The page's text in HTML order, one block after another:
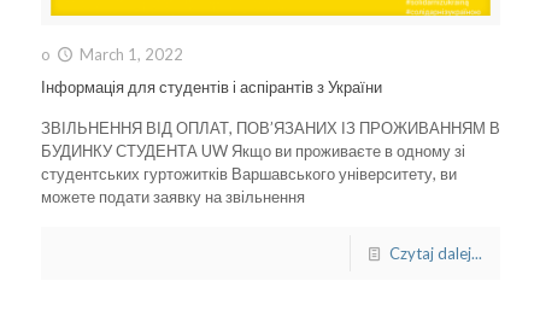
o
March 1, 2022
Інформація для студентів і аспірантів з України
ЗВІЛЬНЕННЯ ВІД ОПЛАТ, ПОВ’ЯЗАНИХ ІЗ ПРОЖИВАННЯМ В
БУДИНКУ СТУДЕНТА UW Якщо ви проживаєте в одному зі
студентських гуртожитків Варшавського університету, ви
можете подати заявку на звільнення
Czytaj dalej...